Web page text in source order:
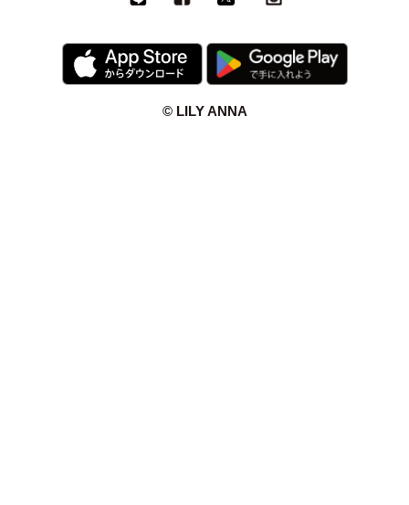
© LILY ANNA